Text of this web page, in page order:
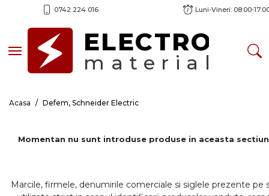
0742 224 016 Luni-Vineri: 08:00-
Toggle navigationELECTRO
material
Acasa Defem, Schneider Electric
Momentan nu sunt introduse produse in aceasta
Marcile, firmele, denumirile comerciale si siglele prezente pe